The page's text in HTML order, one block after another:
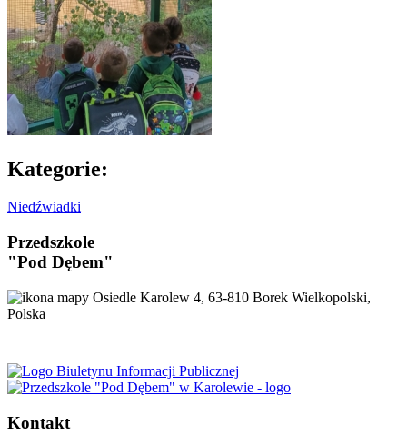
Kategorie:
Niedźwiadki
Przedszkole
"Pod Dębem"
Osiedle Karolew 4, 63-810 Borek Wielkopolski,
Polska
Kontakt